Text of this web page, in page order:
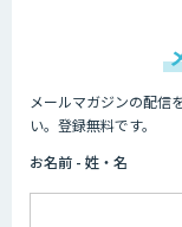
メールマガジンの配信
い。登録無料です。
お名前 - 姓・名